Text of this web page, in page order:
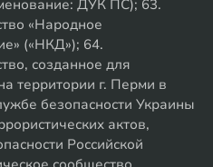
ДУК ПС); 63.
«Народное
(«НКД»); 64.
созданное для
территории г. Перми в
безопасности Украины
актов,
Российской